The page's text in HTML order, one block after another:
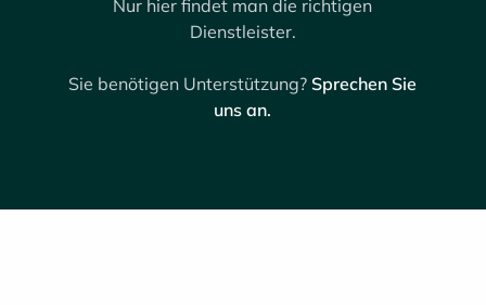
Nur hier findet man die richtigen
Dienstleister.
Sie benötigen Unterstützung? Sprechen Sie
uns an.